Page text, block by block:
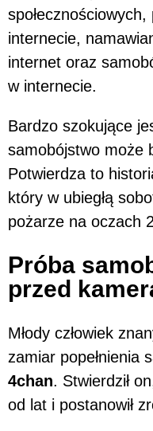
internecie,
internet oraz
w internecie.
Bardzo szokujące
samobójstwo może
Potwierdza to
który w ubiegłą
pożarze na oczach
Próba
przed
Młody człowiek
zamiar popełnienia
4chan. Stwierdził
od lat i postanowił